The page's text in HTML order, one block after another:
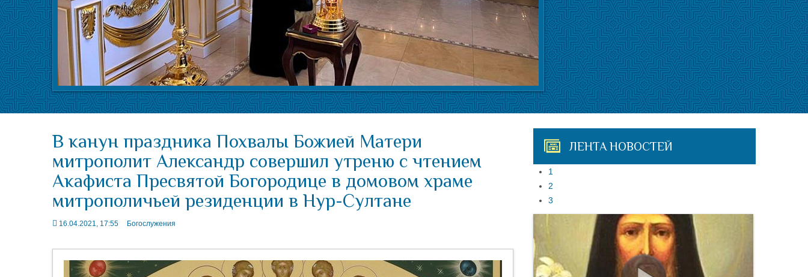
В канун праздника Похвалы Божией Матери
митрополит Александр совершил утреню с чтением
Акафиста Пресвятой Богородице в домовом храме
митрополичьей резиденции в Нур-Султане
16.04.2021, 17:55 Богослужения
ЛЕНТА НОВОСТЕЙ
1
2
3